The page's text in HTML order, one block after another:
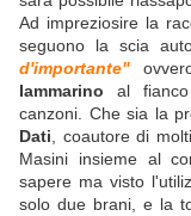
Ad impreziosire la
seguono la scia
d'importante"
Iammarino al
canzoni. Che sia la
Dati , coautore di
Masini insieme al
sapere ma visto
solo due brani, e la